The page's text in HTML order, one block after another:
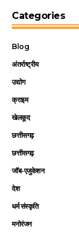
Categories
Blog
अंतर्राष्ट्रीय
उद्योग
क्राइम
खेलकूद
छत्तीसगढ़
छत्तीसगढ़
जॉब-एजुकेशन
देश
धर्म संस्कृति
मनोरंजन